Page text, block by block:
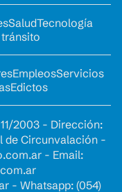
SaludTecnología
EmpleosServicios
Edictos
2003 - Dirección:
de Circunvalación -
- Email:
- Whatsapp: (054)